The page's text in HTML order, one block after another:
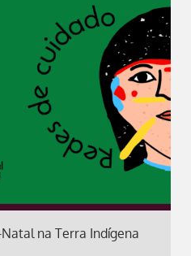
na Terra Indígena